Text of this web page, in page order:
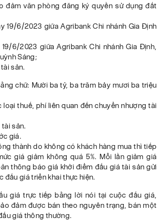
đảm văn phòng đăng ký quyền sử dụng đất
19/6/2023 giữa Agribank Chi nhánh Gia Định
6/2023 giữa Agribank Chi nhánh Gia Định,
Sáng;
sản.
chữ: Mười ba tỷ, ba trăm bảy mươi ba triệu
thuế, phí liên quan đến chuyển nhượng tài
tài sản.
giá.
thành do không có khách hàng mua thì tiếp
giá giảm không quá 5%. Mỗi lần giảm giá
thông báo giá khởi điểm đấu giá tài sản gửi
đấu giá triển khai thực hiện.
giá trực tiếp bằng lời nói tại cuộc đấu giá,
đảm được bán theo nguyên trạng, bán một
giá thông thường.